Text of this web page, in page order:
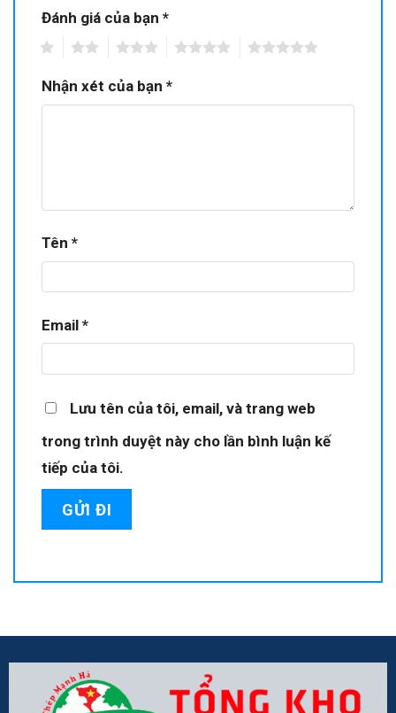
Đánh giá của bạn *
Nhận xét của bạn *
Tên *
Email *
Lưu tên của tôi, email, và trang web
trong trình duyệt này cho lần bình luận kế
tiếp của tôi.